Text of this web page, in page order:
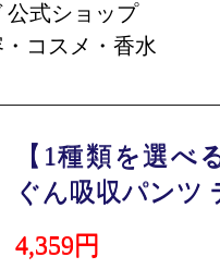
公式ショップ
コスメ・香水
【1種類を選べ
ぐん吸収パンツ
4,359円